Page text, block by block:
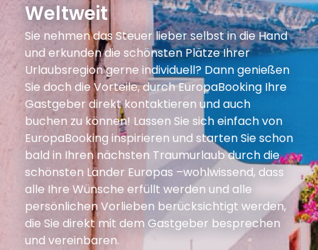
Weltweit
Sie nehmen das Steuer lieber selbst in die Hand
und erkunden die schönsten Plätze Ihrer
Urlaubsregion gerne individuell? Dann genießen
Sie doch die Vorteile, durch EuropaBooking Ihre
Gastgeber direkt kontaktieren und auch
buchen zu können! Lassen Sie sich einfach von
EuropaBooking inspirieren und starten Sie schon
bald in Ihren nächsten Traumurlaub durch die
schönsten Länder Europas –wohlwissend, dass
alle Ihre Wünsche erfüllt werden und alle
persönlichen Vorlieben berücksichtigt werden,
die Sie direkt mit dem Gastgeber besprechen
und vereinbaren.